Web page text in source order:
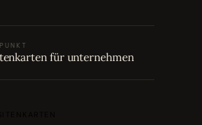
für unternehmen